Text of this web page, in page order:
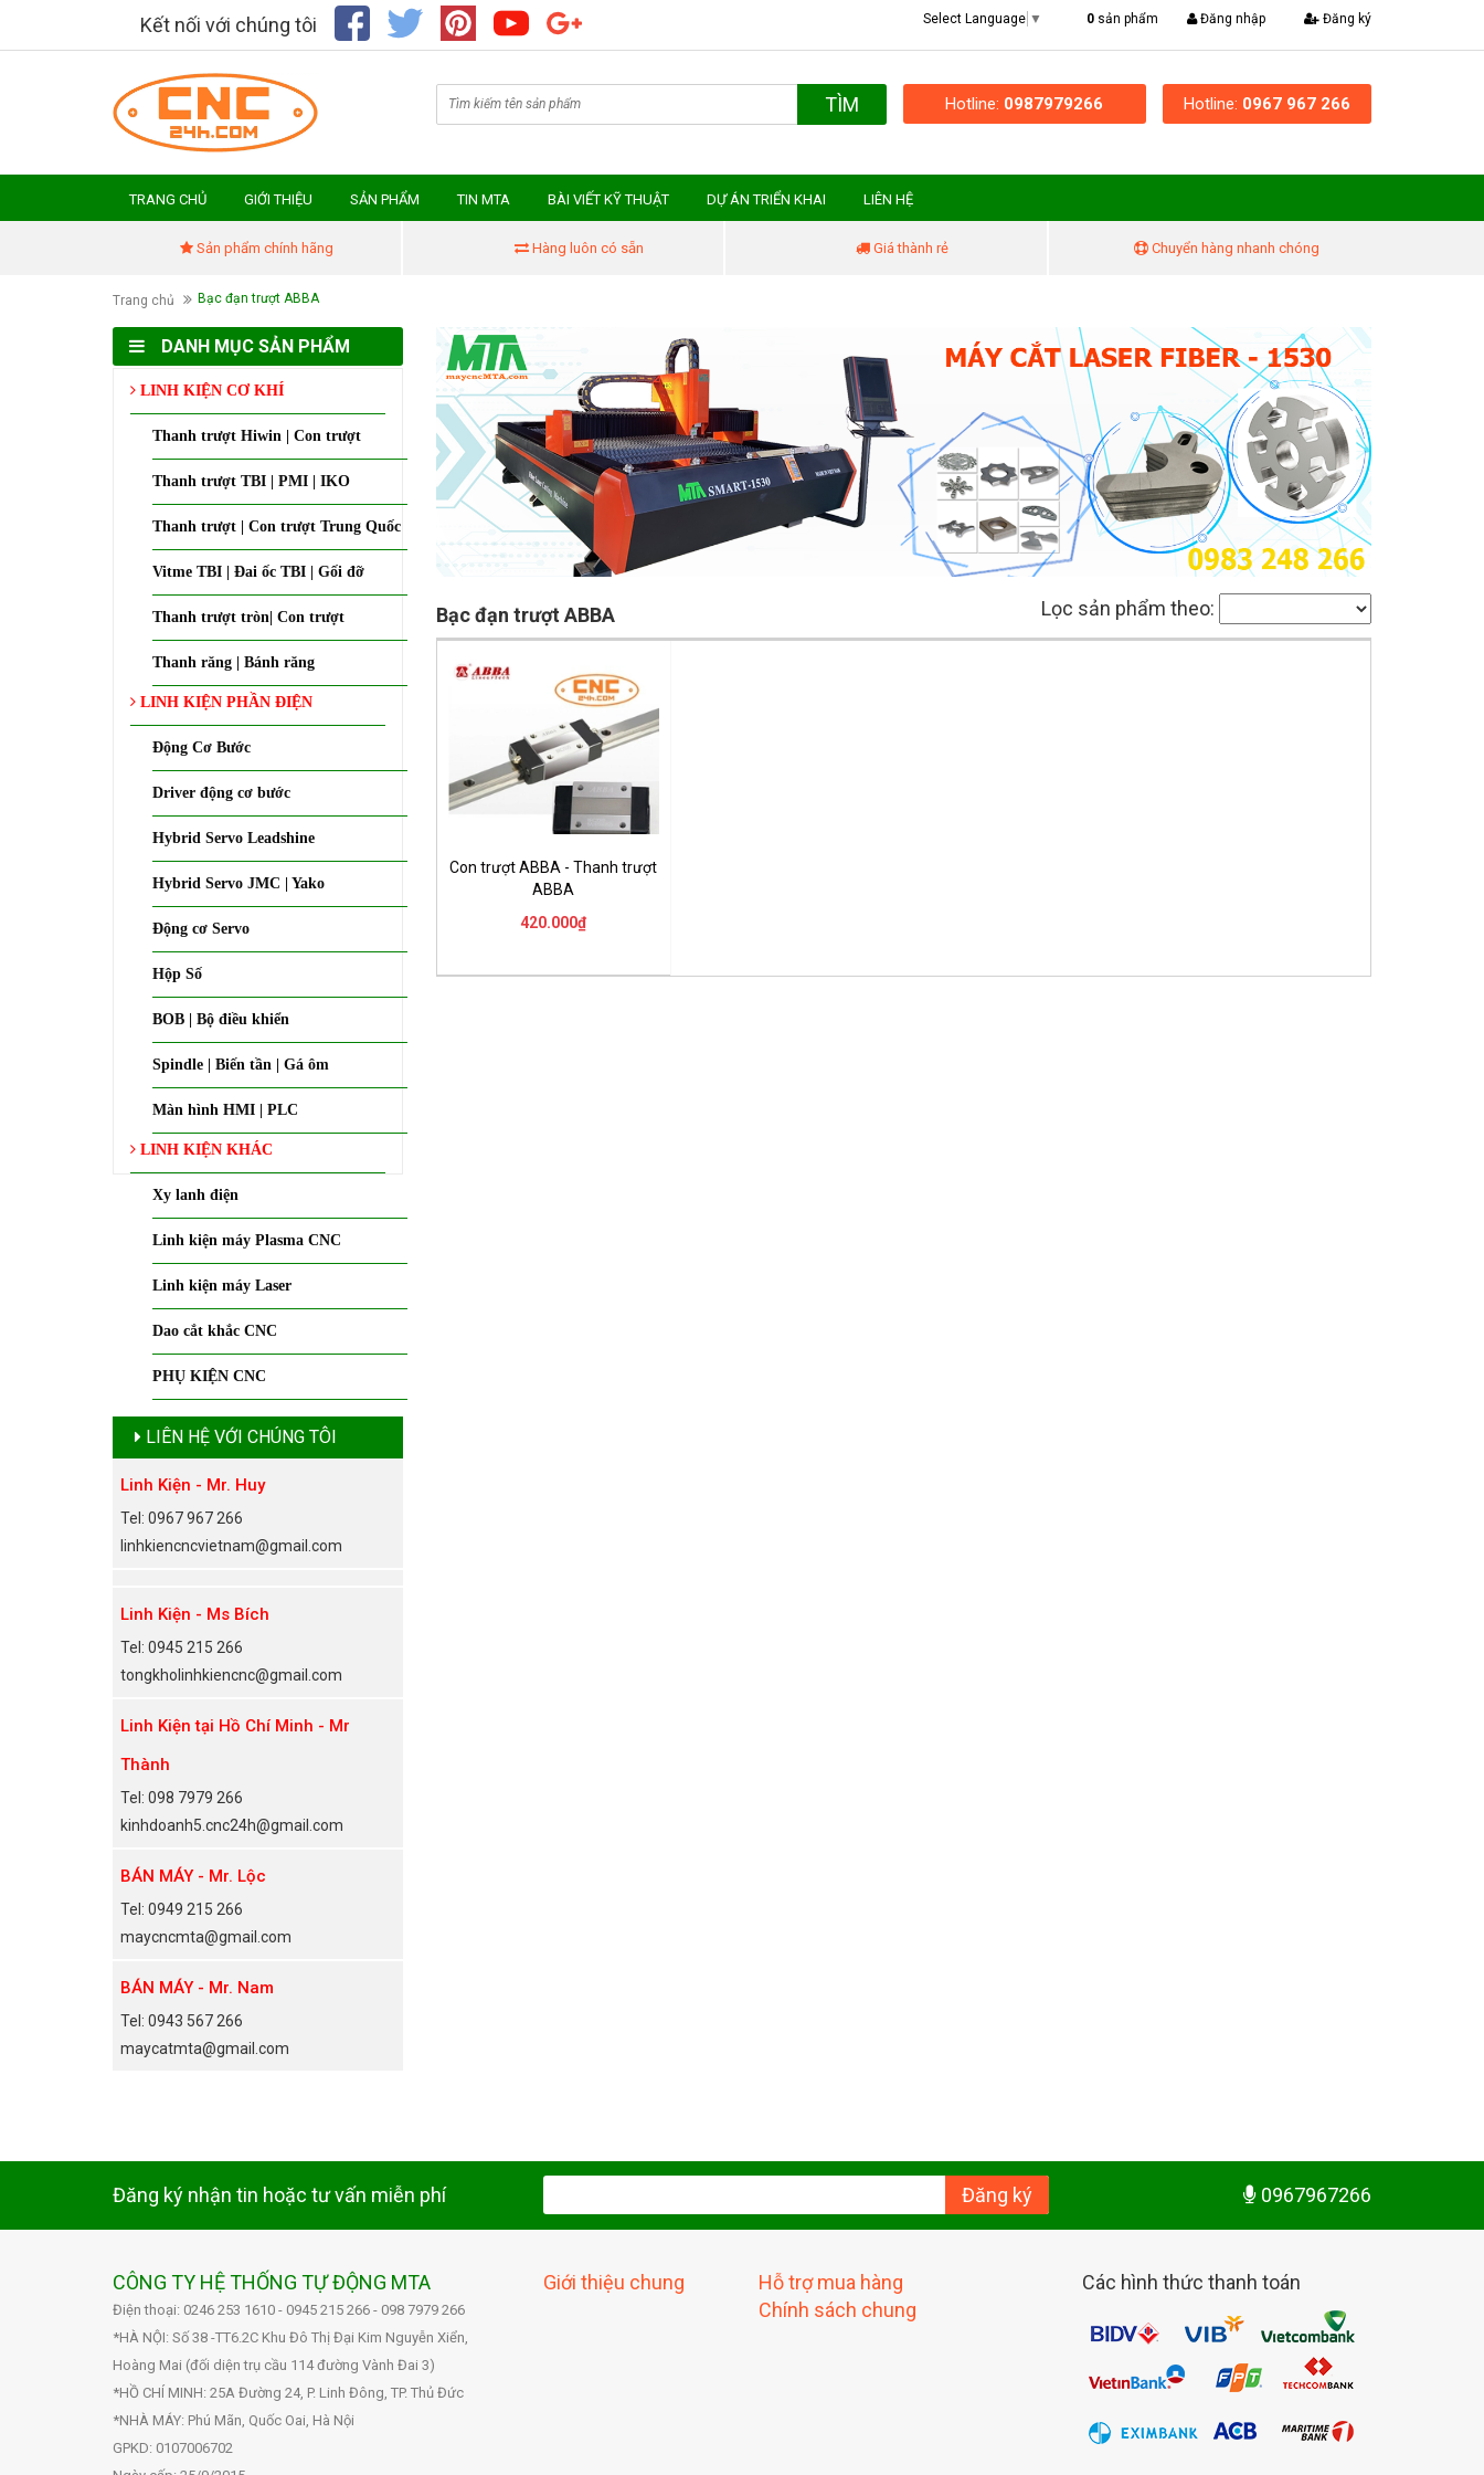
Kết nối với chúng tôi Select Language ▼ 0 sản phẩm Đăng nhập Đăng ký
TÌM Hotline: 0987979266 Hotline: 0967 967 266
TRANG CHỦ GIỚI THIỆU SẢN PHẨM TIN MTA BÀI VIẾT KỸ THUẬT DỰ ÁN TRIỂN KHAI LIÊN HỆ
Sản phẩm chính hãng Hàng luôn có sẵn Giá thành rẻ Chuyển hàng nhanh chóng
Trang chủ Bạc đạn trượt ABBA
DANH MỤC SẢN PHẨM
LINH KIỆN CƠ KHÍ
Thanh trượt Hiwin | Con trượt
Thanh trượt TBI | PMI | IKO
Thanh trượt | Con trượt Trung Quốc
Vitme TBI | Đai ốc TBI | Gối đỡ
Thanh trượt tròn| Con trượt
Thanh răng | Bánh răng
LINH KIỆN PHẦN ĐIỆN
Động Cơ Bước
Driver động cơ bước
Hybrid Servo Leadshine
Hybrid Servo JMC | Yako
Động cơ Servo
Hộp Số
BOB | Bộ điều khiển
Spindle | Biến tần | Gá ôm
Màn hình HMI | PLC
LINH KIỆN KHÁC
Xy lanh điện
Linh kiện máy Plasma CNC
Linh kiện máy Laser
Dao cắt khắc CNC
PHỤ KIỆN CNC
LIÊN HỆ VỚI CHÚNG TÔI
Linh Kiện - Mr. Huy
Tel: 0967 967 266
linhkiencncvietnam@gmail.com
Linh Kiện - Ms Bích
Tel: 0945 215 266
tongkholinhkiencnc@gmail.com
Linh Kiện tại Hồ Chí Minh - Mr
Thành
Tel: 098 7979 266
kinhdoanh5.cnc24h@gmail.com
BÁN MÁY - Mr. Lộc
Tel: 0949 215 266
maycncmta@gmail.com
BÁN MÁY - Mr. Nam
Tel: 0943 567 266
maycatmta@gmail.com
Bạc đạn trượt ABBA Lọc sản phẩm theo:
Con trượt ABBA - Thanh trượt
ABBA
420.000₫
Đăng ký nhận tin hoặc tư vấn miễn phí Đăng ký 0967967266
CÔNG TY HỆ THỐNG TỰ ĐỘNG MTA
Điện thoại: 0246 253 1610 - 0945 215 266 - 098 7979 266
*HÀ NỘI: Số 38 -TT6.2C Khu Đô Thị Đại Kim Nguyễn Xiển,
Hoàng Mai (đối diện trụ cầu 114 đường Vành Đai 3)
*HỒ CHÍ MINH: 25A Đường 24, P. Linh Đông, TP. Thủ Đức
*NHÀ MÁY: Phú Mãn, Quốc Oai, Hà Nội
GPKD: 0107006702
Giới thiệu chung
Hỗ trợ mua hàng
Chính sách chung
Các hình thức thanh toán